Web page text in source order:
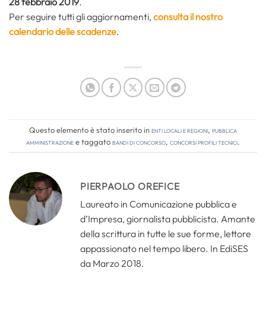
Per seguire tutti gli aggiornamenti,consulta il nostro
calendario delle scadenze.
Questo elemento è stato inserito inEnti locali e regioni, Pubblica
amministrazionee taggatobandi di concorso, concorsi profili tecnici.
PIERPAOLO OREFICE
Laureato in Comunicazione pubblica e
d’Impresa, giornalista pubblicista. Amante
della scrittura in tutte le sue forme, lettore
appassionato nel tempo libero. In EdiSES
da Marzo 2018.